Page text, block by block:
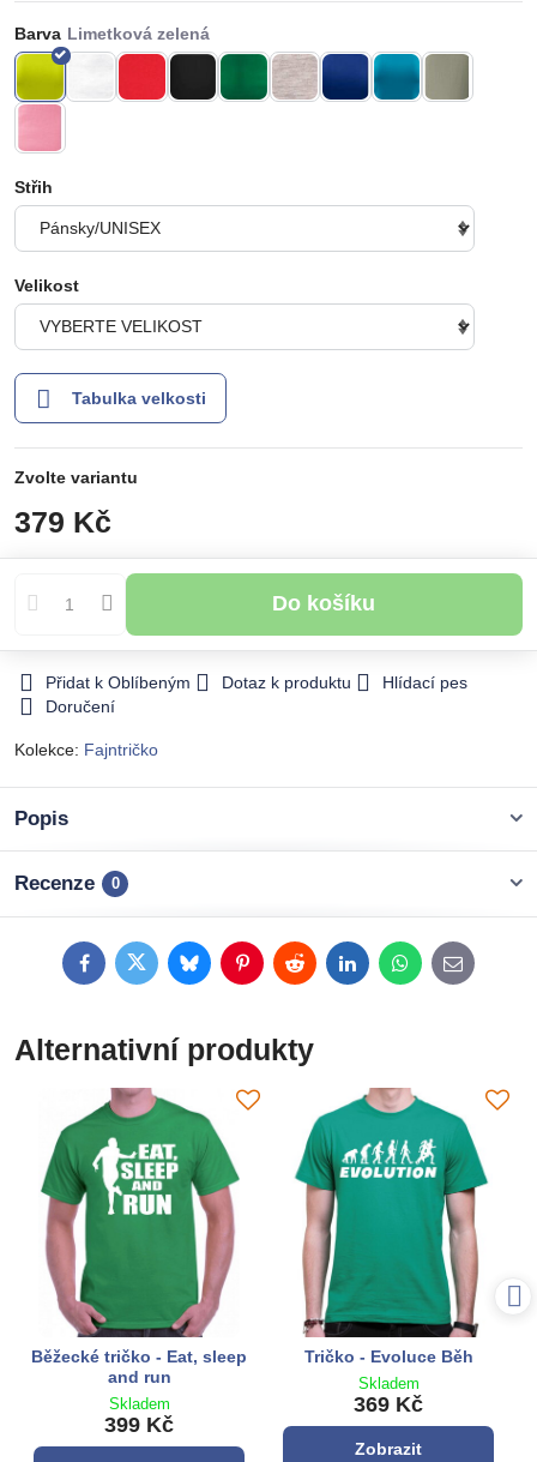
Barva
Střih
Velikost
Tabulka velkosti
Zvolte variantu
379 Kč
Do košíku
Přidat k Oblíbeným Dotaz k produktu
Hlídací pes
Doručení
Kolekce: Fajntričko
Popis
Recenze 0
FacebookTwitterBlueskyPinterestRedditLinkedInWhatsApp
E-
mail
Alternativní produkty
Běžecké tričko - Eat, sleep
and run
Skladem
399 Kč
Tričko - Evoluce Běh
Skladem
369 Kč
Zobrazit